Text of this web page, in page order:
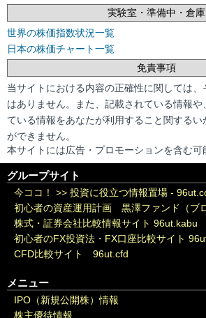
実験室・準備中・倉庫
世界の株価指数状況一覧
日本の株価チャート一覧
免責事項
当サイトにおける内容の正確性に関しては
はありません。また、記載されている情報
ている情報をあなたが利用すること関するい
ができません。
本サイトには広告・プロモーションを含む可
グループサイト
今ココ！ >> 投資に役立つ情報置場 -
初心者の資産運用計画 黒澤ファンド（ブロ
株式・証券会社比較情報サイト 96ut.kabu
初心者のFX投資法・FX口座比較サイト
CFD比較サイト 96ut.cfd
メニュー
IPO（新規公開株）情報
株主優待情報